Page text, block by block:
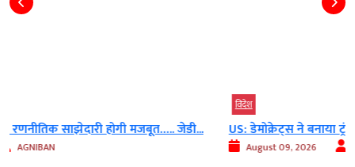
US: डेमोक्रेट्स ने बनाया ट्रंप को घेरने का...
August 09, 2026